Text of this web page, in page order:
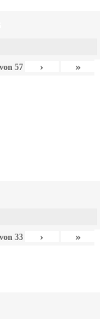
von 57 › »
von 33 › »